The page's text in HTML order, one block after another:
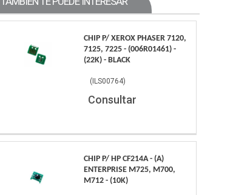
CHIP P/ XEROX PHASER 7120,
7125, 7225 - (006R01461) -
(22K) - BLACK
( ILS00764)
Consultar
CHIP P/ HP CF214A - (A)
ENTERPRISE M725, M700,
M712 - (10K)